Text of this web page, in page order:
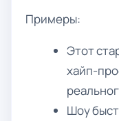
Примеры:
Этот
хайп-
Шоу